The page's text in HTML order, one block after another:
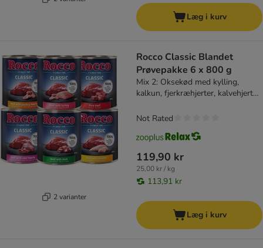
Læg i kurv
2 varianter
Rocco Classic Blandet
Prøvepakke 6 x 800 g
Mix 2: Oksekød med kylling,
kalkun, fjerkræhjerter, kalvehjerter,
119,90 kr
25,00 kr / kg
113,91 kr
Not Rated
Læg i kurv